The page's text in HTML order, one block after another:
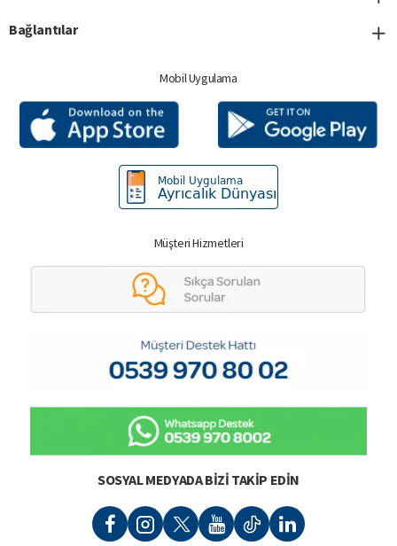
Bağlantılar
Mobil Uygulama
Müşteri Hizmetleri
SOSYAL MEDYADA BIZI TAKIP EDIN